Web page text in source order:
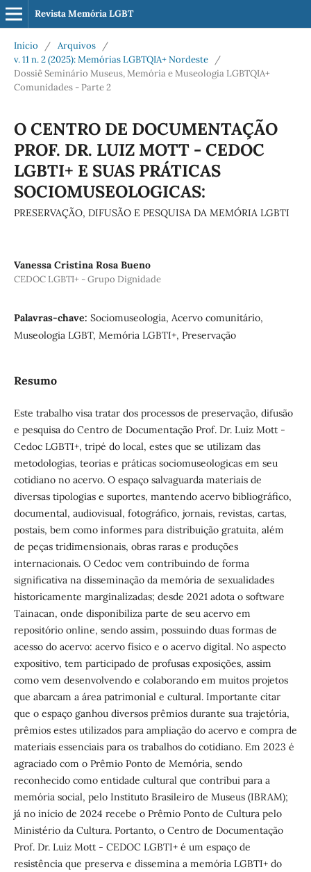
Revista Memória LGBT
Início / Arquivos
/
v. 11 n. 2 (2025): Memórias LGBTQIA+ Nordeste
/
Dossiê Seminário Museus, Memória e Museologia LGBTQIA+
Comunidades - Parte 2
O CENTRO DE DOCUMENTAÇÃO
PROF. DR. LUIZ MOTT - CEDOC
LGBTI+ E SUAS PRÁTICAS
SOCIOMUSEOLOGICAS:
PRESERVAÇÃO, DIFUSÃO E PESQUISA DA MEMÓRIA LGBTI
Vanessa Cristina Rosa Bueno
CEDOC LGBTI+ - Grupo Dignidade
Palavras-chave: Sociomuseologia, Acervo comunitário,
Museologia LGBT, Memória LGBTI+, Preservação
Resumo
Este trabalho visa tratar dos processos de preservação, difusão
e pesquisa do Centro de Documentação Prof. Dr. Luiz Mott -
Cedoc LGBTI+, tripé do local, estes que se utilizam das
metodologias, teorias e práticas sociomuseologicas em seu
cotidiano no acervo. O espaço salvaguarda materiais de
diversas tipologias e suportes, mantendo acervo bibliográfico,
documental, audiovisual, fotográfico, jornais, revistas, cartas,
postais, bem como informes para distribuição gratuita, além
de peças tridimensionais, obras raras e produções
internacionais. O Cedoc vem contribuindo de forma
significativa na disseminação da memória de sexualidades
historicamente marginalizadas; desde 2021 adota o software
Tainacan, onde disponibiliza parte de seu acervo em
repositório online, sendo assim, possuindo duas formas de
acesso do acervo: acervo físico e o acervo digital. No aspecto
expositivo, tem participado de profusas exposições, assim
como vem desenvolvendo e colaborando em muitos projetos
que abarcam a área patrimonial e cultural. Importante citar
que o espaço ganhou diversos prêmios durante sua trajetória,
prêmios estes utilizados para ampliação do acervo e compra de
materiais essenciais para os trabalhos do cotidiano. Em 2023 é
agraciado com o Prêmio Ponto de Memória, sendo
reconhecido como entidade cultural que contribui para a
memória social, pelo Instituto Brasileiro de Museus (IBRAM);
já no início de 2024 recebe o Prêmio Ponto de Cultura pelo
Ministério da Cultura. Portanto, o Centro de Documentação
Prof. Dr. Luiz Mott - CEDOC LGBTI+ é um espaço de
resistência que preserva e dissemina a memória LGBTI+ do